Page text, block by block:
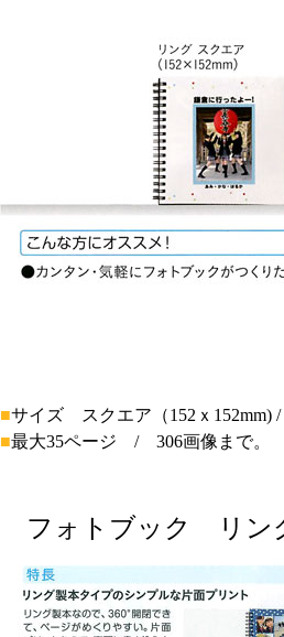
■サイズ スクエア（152ｘ152mm) /
■最大35ページ / 306画像まで。
フォトブック リン